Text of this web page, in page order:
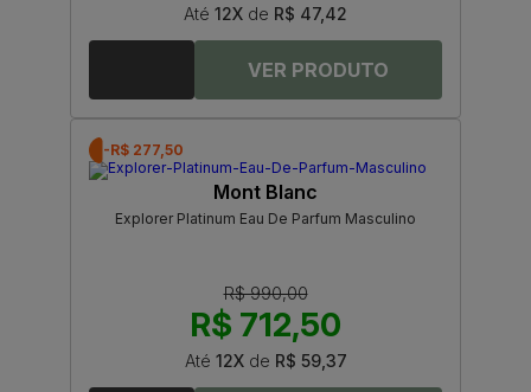
Até 12X de R$ 47,42
-R$ 277,50
Mont Blanc
Explorer Platinum Eau De Parfum Masculino
R$ 990,00
R$ 712,50
Até 12Xde R$ 59,37